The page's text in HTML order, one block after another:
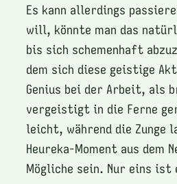
Es kann allerdings
will, könnte man das
bis sich schemenhaft
dem sich diese geistige
Genius bei der Arbeit, als
vergeistigt in die Ferne
leicht, während die Zunge
Heureka-Moment aus
Mögliche sein. Nur eins